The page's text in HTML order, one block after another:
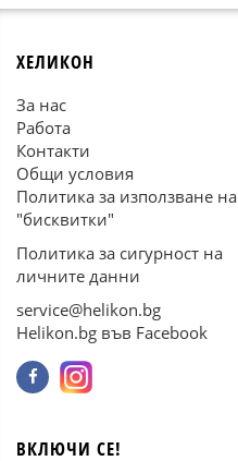
ХЕЛИКОН
За нас
Работа
Контакти
Общи условия
Политика за използване на
"бисквитки"
Политика за сигурност на
личните данни
service@helikon.bg
Helikon.bg във Facebook
ВКЛЮЧИ СЕ!